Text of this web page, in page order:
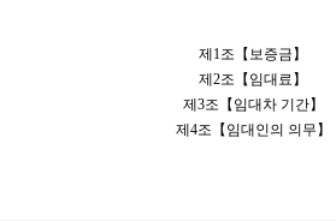
제1조【보증금】
제2조【임대료】
제3조【임대차 기간】
제4조【임대인의 의무】